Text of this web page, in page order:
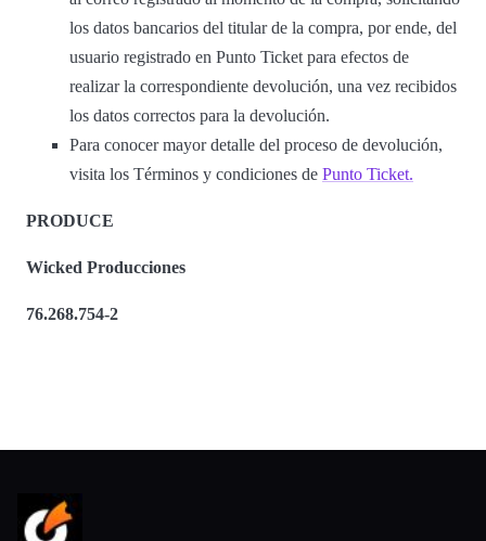
los datos bancarios del titular de la compra, por ende, del
usuario registrado en Punto Ticket para efectos de
realizar la correspondiente devolución, una vez recibidos
los datos correctos para la devolución.
Para conocer mayor detalle del proceso de devolución,
visita los Términos y condiciones de Punto Ticket.
PRODUCE
Wicked Producciones
76.268.754-2